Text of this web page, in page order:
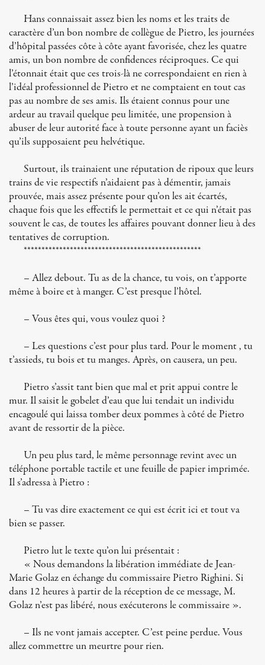
Hans connaissait assez bien les noms et les traits de
caractère d’un bon nombre de collègue de Pietro, les journées
d’hôpital passées côte à côte ayant favorisée, chez les quatre
amis, un bon nombre de confidences réciproques. Ce qui
l’étonnait était que ces trois-là ne correspondaient en rien à
l’idéal professionnel de Pietro et ne comptaient en tout cas
pas au nombre de ses amis. Ils étaient connus pour une
ardeur au travail quelque peu limitée, une propension à
abuser de leur autorité face à toute personne ayant un faciès
qu’ils supposaient peu helvétique.
Surtout, ils trainaient une réputation de ripoux que leurs
trains de vie respectifs n’aidaient pas à démentir, jamais
prouvée, mais assez présente pour qu’on les ait écartés,
chaque fois que les effectifs le permettait et ce qui n’était pas
souvent le cas, de toutes les affaires pouvant donner lieu à des
tentatives de corruption.
**************************************************
– Allez debout. Tu as de la chance, tu vois, on t’apporte
même à boire et à manger. C’est presque l’hôtel.
– Vous êtes qui, vous voulez quoi ?
– Les questions c’est pour plus tard. Pour le moment , tu
t’assieds, tu bois et tu manges. Après, on causera, un peu.
Pietro s’assit tant bien que mal et prit appui contre le
mur. Il saisit le gobelet d’eau que lui tendait un individu
encagoulé qui laissa tomber deux pommes à côté de Pietro
avant de ressortir de la pièce.
Un peu plus tard, le même personnage revint avec un
téléphone portable tactile et une feuille de papier imprimée.
Il s’adressa à Pietro :
– Tu vas dire exactement ce qui est écrit ici et tout va
bien se passer.
Pietro lut le texte qu’on lui présentait :
« Nous demandons la libération immédiate de Jean-
Marie Golaz en échange du commissaire Pietro Righini. Si
dans 12 heures à partir de la réception de ce message, M.
Golaz n’est pas libéré, nous exécuterons le commissaire ».
– Ils ne vont jamais accepter. C’est peine perdue. Vous
allez commettre un meurtre pour rien.